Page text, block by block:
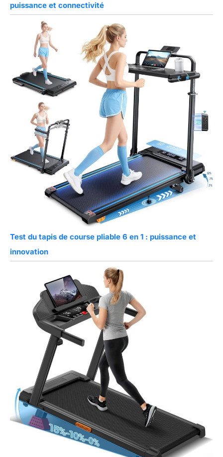
puissance et connectivité
Test du tapis de course pliable 6 en 1 : puissance et
innovation